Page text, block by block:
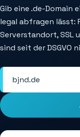
Gib eine .de-Domain
legal abfragen lässt:
Serverstandort, SSL
sind seit der DSGVO